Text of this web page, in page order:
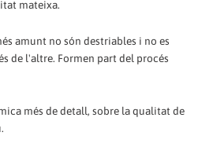
mateixa.
amunt no són destriables i no es
de l'altre. Formen part del procés
més de detall, sobre la qualitat de